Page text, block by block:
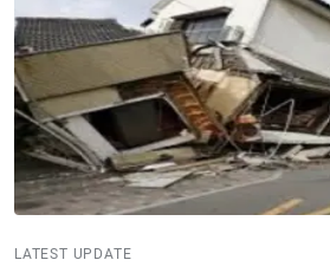
LATEST UPDATE